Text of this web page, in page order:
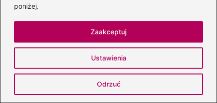
poniżej.
Ustawienia
Odrzuć
Zaakceptuj
Nazwa*